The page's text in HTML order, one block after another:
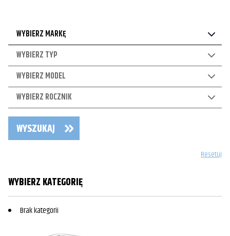
WYBIERZ MARKĘ
WYBIERZ TYP
WYBIERZ MODEL
WYBIERZ ROCZNIK
WYSZUKAJ
Resetuj
WYBIERZ KATEGORIĘ
Brak kategorii